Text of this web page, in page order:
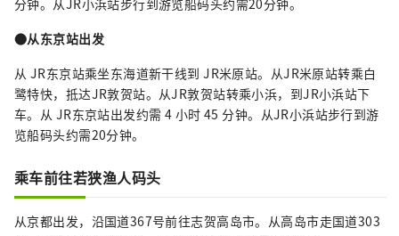
●从东京站出发
从 JR东京站乘坐东海道新干线到 JR米原站。从JR米原站转乘白
鹭特快，抵达JR敦贺站。从JR敦贺站转乘小浜，到JR小浜站下
车。从 JR东京站出发约需 4 小时 45 分钟。从JR小浜站步行到游
览船码头约需20分钟。
乘车前往若狭渔人码头
从京都出发，沿国道367号前往志贺高岛市。从高岛市走国道303